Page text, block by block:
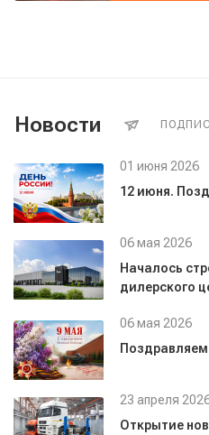
Новости
01 июня 2026
12 июня.
06 мая 2026
Началось
дилерского
06 мая 2026
23 апреля
Открытие